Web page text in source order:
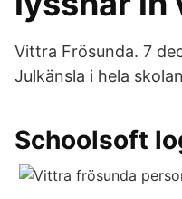
Vittra Frösunda. 7
Julkänsla i hela
Schoolsoft